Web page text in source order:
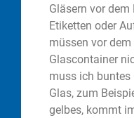
Gläsern vor dem
Etiketten oder
müssen vor
Glascontainer
muss ich buntes
Glas, zum
gelbes, kommt